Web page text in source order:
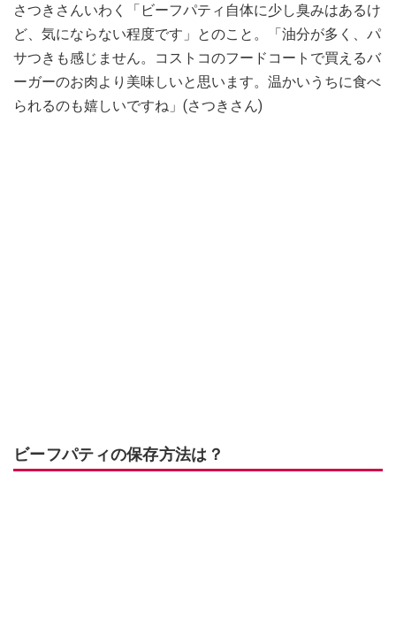
さつきさんいわく「ビーフパティ自体に少し臭みはあるけ
ど、気にならない程度です」とのこと。「油分が多く、パ
サつきも感じません。コストコのフードコートで買えるバ
ーガーのお肉より美味しいと思います。温かいうちに食べ
られるのも嬉しいですね」(さつきさん)
ビーフパティの保存方法は？